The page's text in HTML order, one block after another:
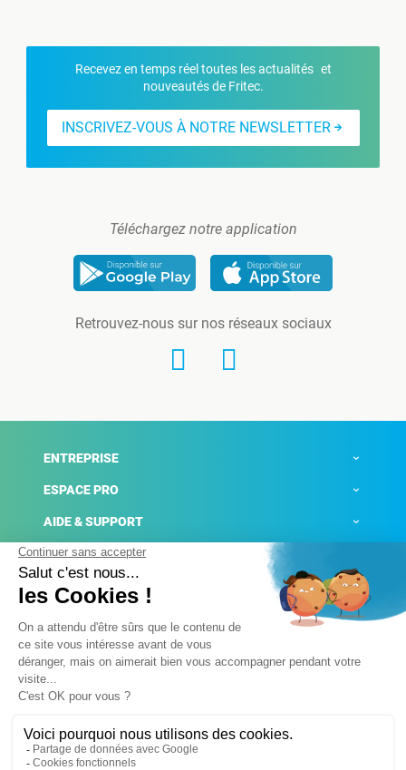
Recevez en temps réel toutes les actualités et
nouveautés de Fritec.
INSCRIVEZ-VOUS À NOTRE NEWSLETTER
Téléchargez notre application
Retrouvez-nous sur nos réseaux sociaux
ENTREPRISE
ESPACE PRO
AIDE & SUPPORT
ACTUALITÉS
Mentions légales
Conditions générales de ventes